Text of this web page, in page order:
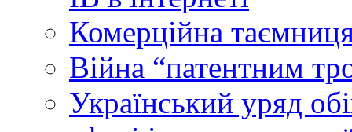
Комерційна
Війна “патентним
Український уряд